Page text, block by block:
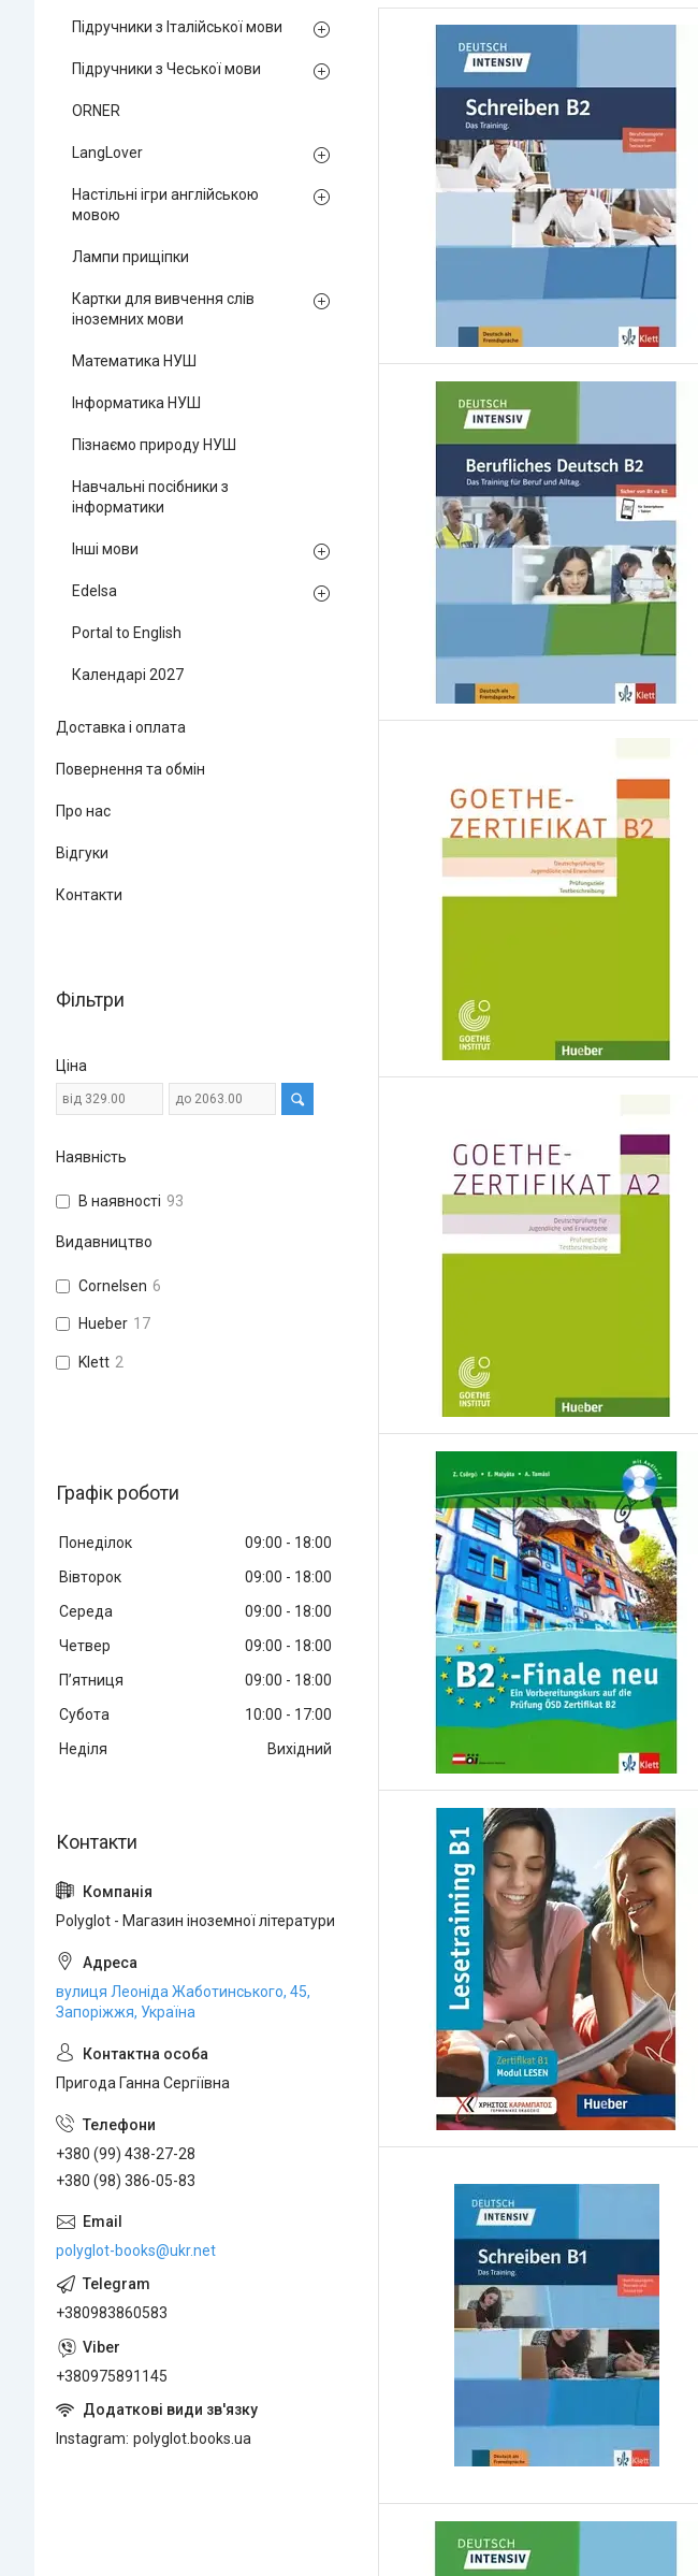
Підручники з Італійської мови
Підручники з Чеської мови
ORNER
LangLover
Настільні ігри англійською
мовою
Лампи прищіпки
Картки для вивчення слів
іноземних мови
Математика НУШ
Інформатика НУШ
Пізнаємо природу НУШ
Навчальні посібники з
інформатики
Інші мови
Edelsa
Portal to English
Календарі 2027
Доставка і оплата
Повернення та обмін
Про нас
Відгуки
Контакти
Фільтри
Ціна
Наявність
В наявності 93
Видавництво
Cornelsen 6
Hueber 17
Klett 2
Графік роботи
Понеділок 09:00
18:00
Вівторок
09:00
18:00
Середа
09:00
18:00
Четвер
09:00
18:00
Пʼятниця
09:00
18:00
Субота
10:00
17:00
Неділя
Вихідний
Polyglot - Магазин іноземної літератури
вулиця Леоніда Жаботинського, 45,
Запоріжжя, Україна
Пригода Ганна Сергіївна
+380 (99) 438-27-28
+380 (98) 386-05-83
polyglot-books@ukr.net
+380983860583
+380975891145
Instagram polyglot.books.ua